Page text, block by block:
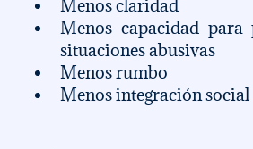
Menos claridad
Menos capacidad
situaciones abusivas
Menos rumbo
Menos integración social